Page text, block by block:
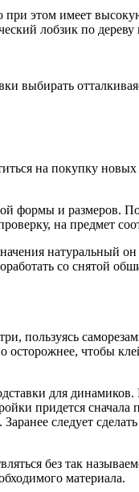
при этом имеет
лобзик по дереву
выбирать
на покупку
формы и размеров.
на предмет
натуральный
со снятой
пользуясь
осторожнее, чтобы
для
придется сначала
следует
без так
материала.